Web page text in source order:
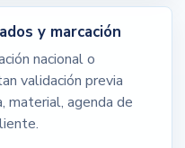
y marcación
nacional o
validación previa
material, agenda de